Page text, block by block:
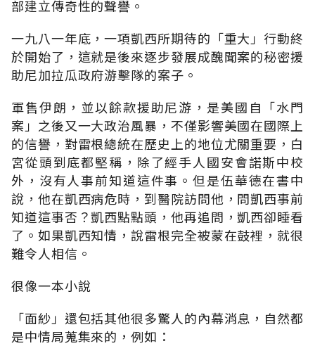
部建立傳奇性的聲譽。
一九八一年底，一項凱西所期待的「重大」行動終
於開始了，這就是後來逐步發展成醜聞案的秘密援
助尼加拉瓜政府游擊隊的案子。
軍售伊朗，並以餘款援助尼游，是美國自「水門
案」之後又一大政治風暴，不僅影響美國在國際上
的信譽，對雷根總統在歷史上的地位尤關重要，白
宮從頭到底都堅稱，除了經手人國安會諾斯中校
外，沒有人事前知道這件事。但是伍華德在書中
說，他在凱西病危時，到醫院訪問他，問凱西事前
知道這事否？凱西點點頭，他再追問，凱西卻睡看
了。如果凱西知情，說雷根完全被蒙在鼓裡，就很
難令人相信。
很像一本小說
「面紗」還包括其他很多驚人的內幕消息，自然都
是中情局蒐集來的，例如：